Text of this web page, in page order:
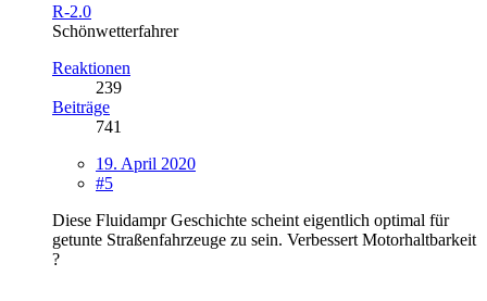
R-2.0
Schönwetterfahrer
Reaktionen
239
Beiträge
741
19. April 2020
#5
Diese Fluidampr Geschichte scheint eigentlich optimal für
getunte Straßenfahrzeuge zu sein. Verbessert Motorhaltbarkeit
?